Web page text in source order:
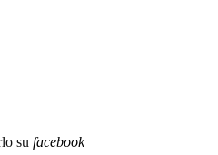
su facebook